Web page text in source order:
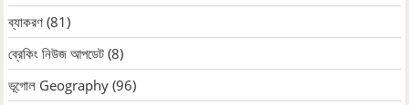
ব্যাকরণ (81)
ব্রেকিং নিউজ আপডেট (8)
ভূগোল Geography (96)